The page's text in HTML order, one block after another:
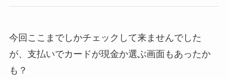
今回ここまでしかチェックして来ませんでした
が、支払いでカードが現金か選ぶ画面もあったか
も？